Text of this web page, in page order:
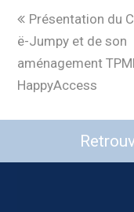
Présentation du
ë-Jumpy et de son
aménagement
HappyAccess